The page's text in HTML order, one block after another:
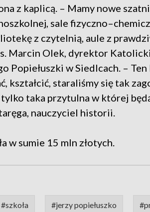
z kaplicą. – Mamy nowe
sale
z czytelnią, aule z
Marcin Olek, dyrektor
Popiełuszki w Siedlcach. –
kształcić, staraliśmy się tak
taka przytulna w której
nauczyciel historii.
w sumie 15 mln złotych.
#szkoła #jerzy popiełuszko